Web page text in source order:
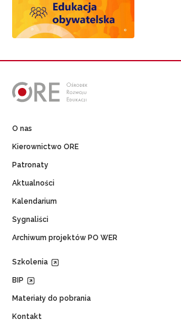
O nas
Kierownictwo ORE
Patronaty
Aktualności
Kalendarium
Sygnaliści
Archiwum projektów PO WER
Szkolenia
BIP
Materiały do pobrania
Kontakt